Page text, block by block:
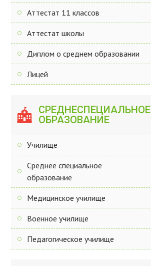
Аттестат 11 классов
Аттестат школы
Диплом о среднем образовании
Лицей
СРЕДНЕСПЕЦИАЛЬНОЕ
ОБРАЗОВАНИЕ
Училище
Среднее специальное
образование
Медицинское училище
Военное училище
Педагогическое училище